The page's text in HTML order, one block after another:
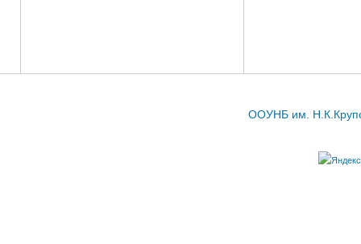
ООУНБ им.